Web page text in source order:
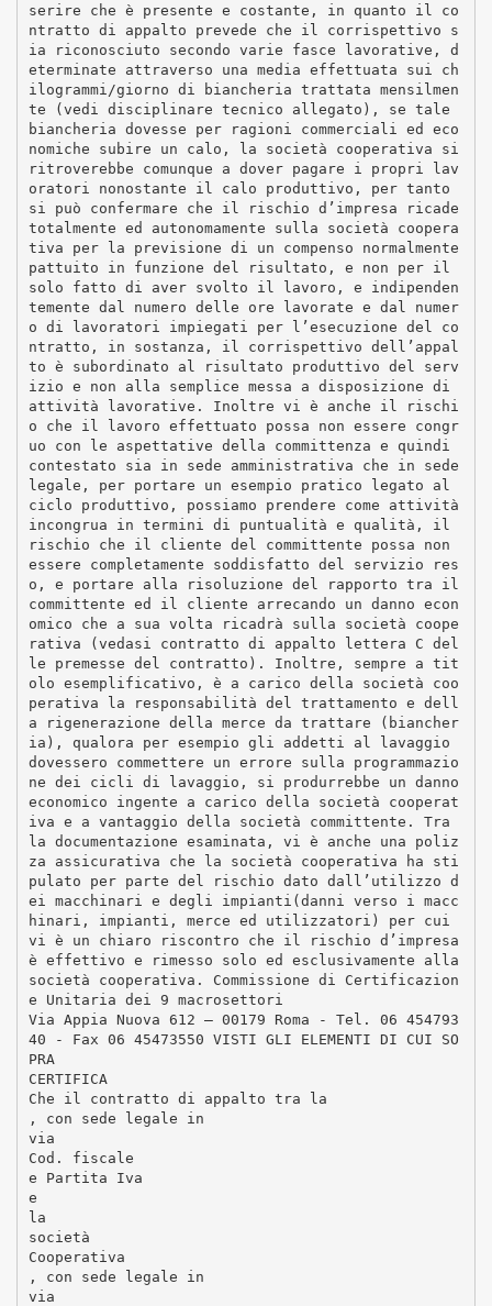
serire che è presente e costante, in quanto il co
ntratto di appalto prevede che il corrispettivo s
ia riconosciuto secondo varie fasce lavorative, d
eterminate attraverso una media effettuata sui ch
ilogrammi/giorno di biancheria trattata mensilmen
te (vedi disciplinare tecnico allegato), se tale
biancheria dovesse per ragioni commerciali ed eco
nomiche subire un calo, la società cooperativa si
ritroverebbe comunque a dover pagare i propri lav
oratori nonostante il calo produttivo, per tanto
si può confermare che il rischio d’impresa ricade
totalmente ed autonomamente sulla società coopera
tiva per la previsione di un compenso normalmente
pattuito in funzione del risultato, e non per il
solo fatto di aver svolto il lavoro, e indipenden
temente dal numero delle ore lavorate e dal numer
o di lavoratori impiegati per l’esecuzione del co
ntratto, in sostanza, il corrispettivo dell’appal
to è subordinato al risultato produttivo del serv
izio e non alla semplice messa a disposizione di
attività lavorative. Inoltre vi è anche il rischi
o che il lavoro effettuato possa non essere congr
uo con le aspettative della committenza e quindi
contestato sia in sede amministrativa che in sede
legale, per portare un esempio pratico legato al
ciclo produttivo, possiamo prendere come attività
incongrua in termini di puntualità e qualità, il
rischio che il cliente del committente possa non
essere completamente soddisfatto del servizio res
o, e portare alla risoluzione del rapporto tra il
committente ed il cliente arrecando un danno econ
omico che a sua volta ricadrà sulla società coope
rativa (vedasi contratto di appalto lettera C del
le premesse del contratto). Inoltre, sempre a tit
olo esemplificativo, è a carico della società coo
perativa la responsabilità del trattamento e dell
a rigenerazione della merce da trattare (biancher
ia), qualora per esempio gli addetti al lavaggio
dovessero commettere un errore sulla programmazio
ne dei cicli di lavaggio, si produrrebbe un danno
economico ingente a carico della società cooperat
iva e a vantaggio della società committente. Tra
la documentazione esaminata, vi è anche una poliz
za assicurativa che la società cooperativa ha sti
pulato per parte del rischio dato dall’utilizzo d
ei macchinari e degli impianti(danni verso i macc
hinari, impianti, merce ed utilizzatori) per cui
vi è un chiaro riscontro che il rischio d’impresa
è effettivo e rimesso solo ed esclusivamente alla
società cooperativa. Commissione di Certificazion
e Unitaria dei 9 macrosettori
Via Appia Nuova 612 – 00179 Roma - Tel. 06 454793
40 - Fax 06 45473550 VISTI GLI ELEMENTI DI CUI SO
PRA
CERTIFICA
Che il contratto di appalto tra la
, con sede legale in
via
Cod. fiscale
e Partita Iva
e
la
società
Cooperativa
, con sede legale in
via